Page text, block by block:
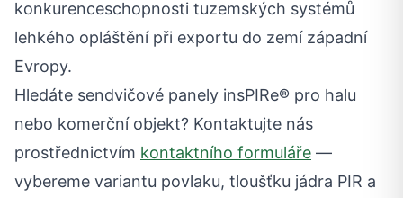
konkurenceschopnosti tuzemských systémů
lehkého opláštění při exportu do zemí západní
Evropy.
Hledáte sendvičové panely insPIRe® pro halu
nebo komerční objekt? Kontaktujte nás
prostřednictvím kontaktního formuláře —
vybereme variantu povlaku, tloušťku jádra PIR a